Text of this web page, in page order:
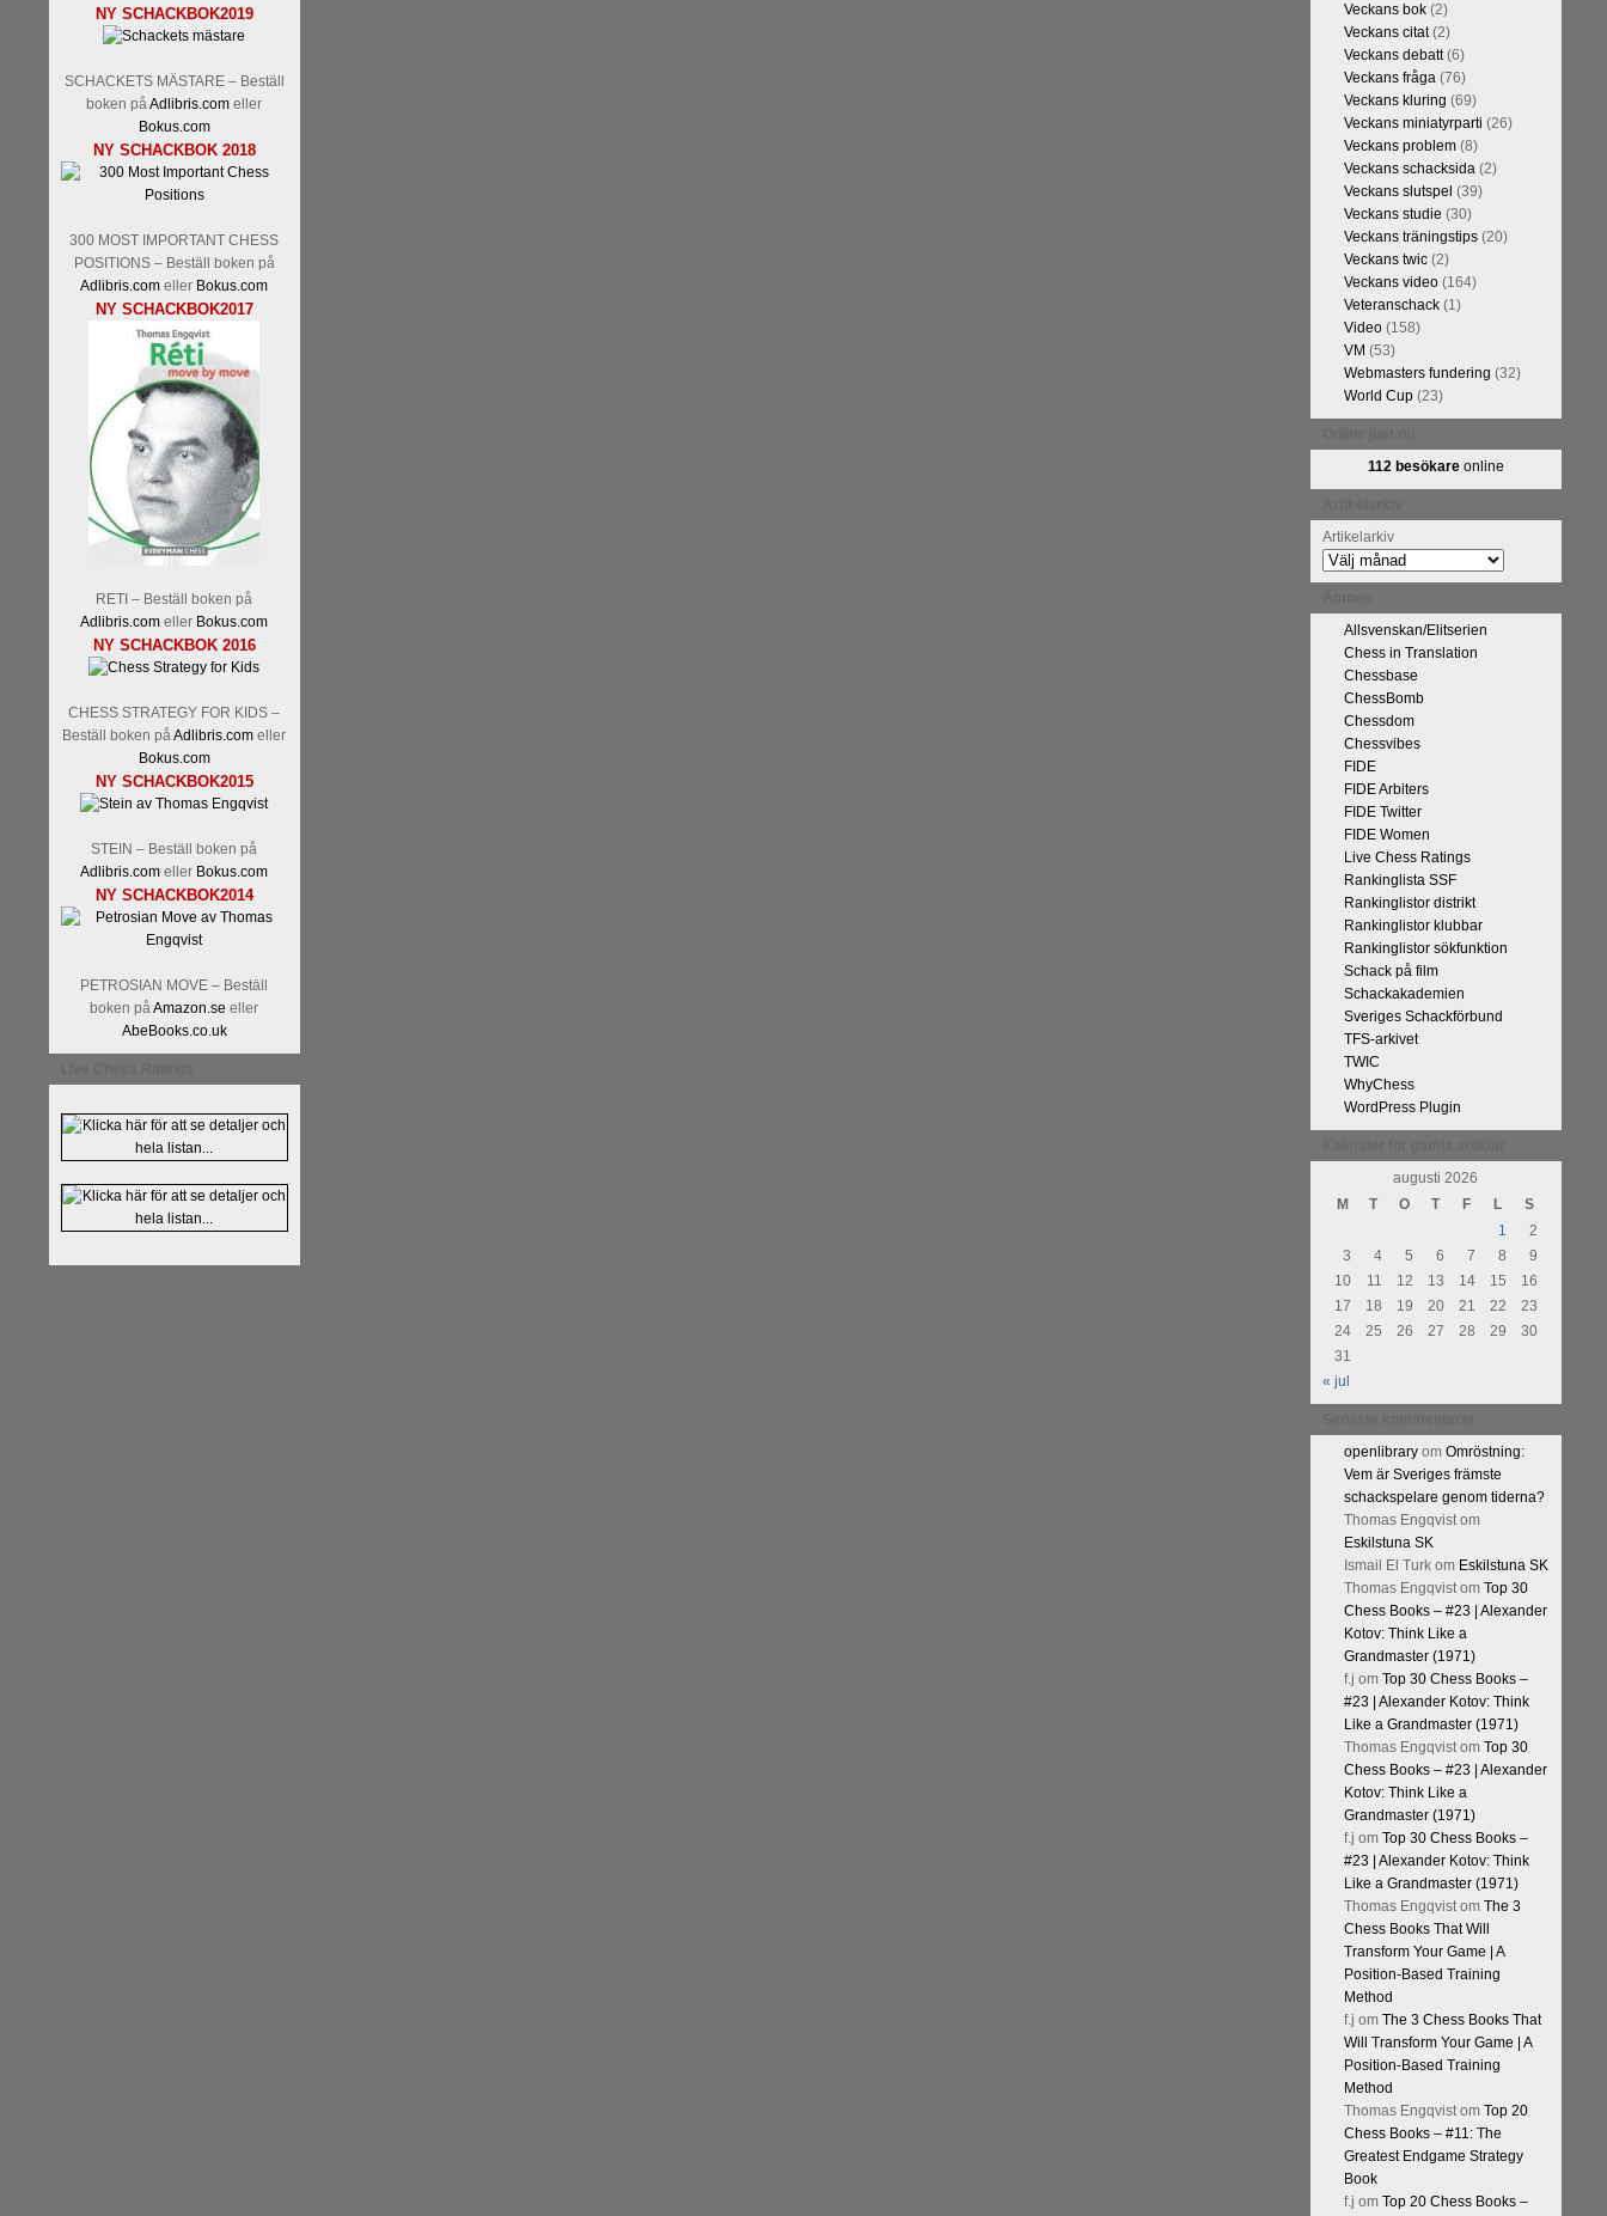
NY SCHACKBOK2019
SCHACKETS MÄSTARE – Beställ
boken på Adlibris.com eller
Bokus.com
NY SCHACKBOK 2018
300 MOST IMPORTANT CHESS
POSITIONS – Beställ boken på
Adlibris.com eller Bokus.com
NY SCHACKBOK2017
RETI – Beställ boken på
Adlibris.com eller Bokus.com
NY SCHACKBOK 2016
CHESS STRATEGY FOR KIDS –
Beställ boken på Adlibris.com eller
Bokus.com
NY SCHACKBOK2015
STEIN – Beställ boken på
Adlibris.com eller Bokus.com
NY SCHACKBOK2014
PETROSIAN MOVE – Beställ
boken på Amazon.se eller
AbeBooks.co.uk
Veckans bok(2)
Veckans citat(2)
Veckans debatt(6)
Veckans fråga(76)
Veckans kluring (69)
Veckans miniatyrparti (26)
Veckans problem(8)
Veckans schacksida(2)
Veckans slutspel (39)
Veckans studie (30)
Veckans träningstips(20)
Veckans twic(2)
Veckans video(164)
Veteranschack(1)
Video(158)
VM (53)
Webmasters fundering (32)
World Cup(23)
112 besökareonline
Artikelarkiv
Allsvenskan/Elitserien
Chess in Translation
Chessbase
ChessBomb
Chessdom
Chessvibes
FIDE
FIDE Arbiters
FIDE Twitter
FIDE Women
Live Chess Ratings
Rankinglista SSF
Rankinglistor distrikt
Rankinglistor klubbar
Rankinglistor sökfunktion
Schack på film
Schackakademien
Sveriges Schackförbund
TFS-arkivet
TWIC
WhyChess
WordPress Plugin
augusti 2026
M
T O T F L
S
1
2
3
4 5 6 7 8
9
10
11 12 13 14 15
16
17
18 19 20 21 22
23
24
25 26 27 28 29
30
31
« jul
openlibraryom Omröstning:
Vem är Sveriges främste
schackspelare genom tiderna?
Thomas Engqvistom
Eskilstuna SK
Ismail El Turkom Eskilstuna SK
Thomas Engqvistom Top 30
Chess Books – #23 | Alexander
Kotov: Think Like a
Grandmaster (1971)
f.j om Top 30 Chess Books –
#23 | Alexander Kotov: Think
Like a Grandmaster (1971)
Thomas Engqvistom Top 30
Chess Books – #23 | Alexander
Kotov: Think Like a
Grandmaster (1971)
f.j om Top 30 Chess Books –
#23 | Alexander Kotov: Think
Like a Grandmaster (1971)
Thomas Engqvistom The 3
Chess Books That Will
Transform Your Game | A
Position-Based Training
Method
f.j om The 3 Chess Books That
Will Transform Your Game | A
Position-Based Training
Method
Thomas Engqvistom Top 20
Chess Books – #11: The
Greatest Endgame Strategy
Book
f.j om Top 20 Chess Books –